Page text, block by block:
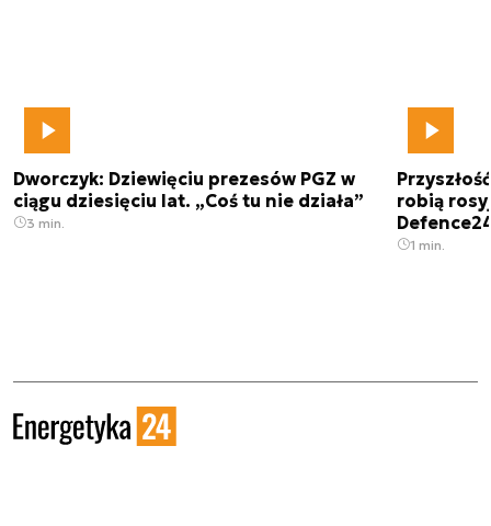
Dworczyk: Dziewięciu prezesów PGZ w
ciągu dziesięciu lat. „Coś tu nie działa”
3 min.
robią
1 min.